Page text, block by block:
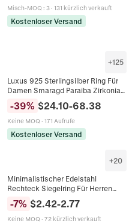
Misch-MOQ : 3· 131 kürzlich verkauft
Kostenloser Versand
+125
Luxus 925 Sterlingsilber Ring Für
Damen Smaragd Paraiba Zirkonia
Verlobungsschmuck Hochzeit
Fingerring
-39% $24.10-68.38
Keine MOQ · 171 Aufrufe
Kostenloser Versand
+20
Minimalistischer Edelstahl
Rechteck Siegelring Für Herren
Damen Vintage Oxidierter Polierter
Titanstahl Geometrischer
Statement Ring
-7% $2.42-2.77
Keine MOQ · 72 kürzlich verkauft